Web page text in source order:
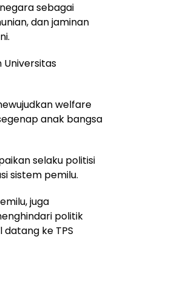
sebagai
dan jaminan
Universitas
welfare
anak bangsa
selaku politisi
sistem pemilu.
juga
politik
ke TPS